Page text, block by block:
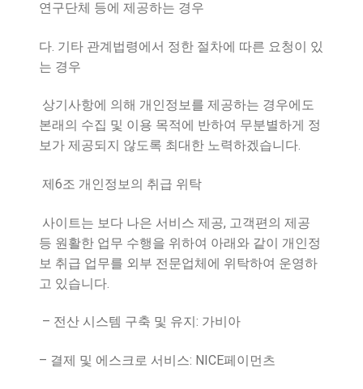
연구단체 등에 제공하는 경우
다. 기타 관계법령에서 정한 절차에 따른 요청이 있
는 경우
상기사항에 의해 개인정보를 제공하는 경우에도
본래의 수집 및 이용 목적에 반하여 무분별하게 정
보가 제공되지 않도록 최대한 노력하겠습니다.
제 6조 개인정보의 취급 위탁
사이트는 보다 나은 서비스 제공, 고객편의 제공
등 원활한 업무 수행을 위하여 아래와 같이 개인정
보 취급 업무를 외부 전문업체에 위탁하여 운영하
고 있습니다.
– 전산 시스템 구축 및 유지 : 가비아
– 결제 및 에스크로 서비스: NICE페이먼츠